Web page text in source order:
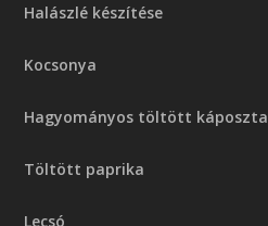
Halászlé készítése
Kocsonya
Hagyományos töltött káposzta
Töltött paprika
Lecsó